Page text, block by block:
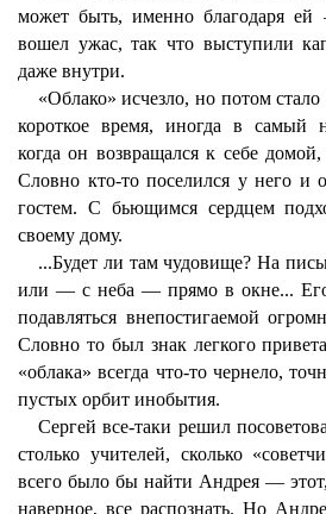
может быть, именно благодаря
вошел ужас, так что выступили
даже внутри.
«Облако» исчезло, но потом
короткое время, иногда в самый
когда он возвращался к себе
Словно кто-то поселился у него и
гостем. С бьющимся сердцем
своему дому.
...Будет ли там чудовище? На
или — с неба — прямо в окне...
подавляться внепостигаемой
Словно то был знак легкого
«облака» всегда что-то чернело,
пустых орбит инобытия.
Сергей все-таки решил
столько учителей, сколько
всего было бы найти Андрея —
наверное, все распознать. Но